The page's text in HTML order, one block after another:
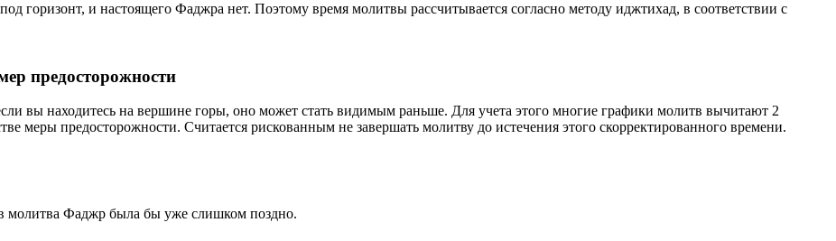
горизонт, и настоящего Фаджра нет. Поэтому время молитвы рассчитывается согласно методу иджтихад, в соответствии с
предосторожности
вы находитесь на вершине горы, оно может стать видимым раньше. Для учета этого многие графики молитв вычитают 2
меры предосторожности. Считается рискованным не завершать молитву до истечения этого скорректированного времени.
молитва Фаджр была бы уже слишком поздно.